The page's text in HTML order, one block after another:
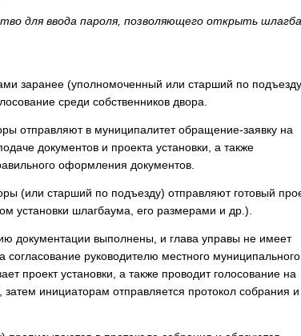
для ввода пароля, позволяющего открыть
заранее (уполномоченный или старший по
среди собственников двора.
отправляют в муниципалитет обращение-заявку на
документов и проекта установки, а также
оформления документов.
(или старший по подъезду) отправляют готовый
установки шлагбаума, его размерами и др.).
документации выполнены, и глава управы не имеет
согласование руководителю местного муниципального
проект установки, а также проводит голосование на
инициаторам отправляется протокол собрания и